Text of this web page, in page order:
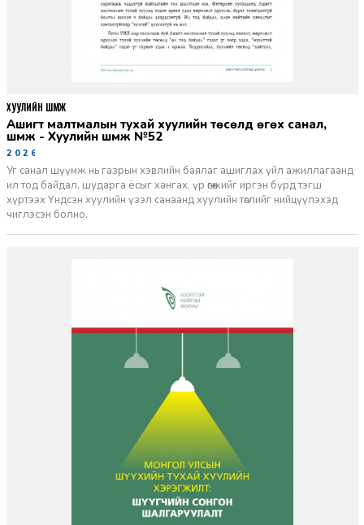
Ашигт малтмалын тухай хуулийн төсөлд өгөх санал,
шүүмж - Хуулийн шүүмж №52
2026-06-29
Уг санал шүүмж нь газрын хэвлийн баялаг ашиглах үйл ажиллагаанд
ил тод байдал, шударга ёсыг хангах, үр өгөөжийг иргэн бүрд тэгш
хүртээх Үндсэн хуулийн үзэл санаанд хуулийн төслийг нийцүүлэхэд
чиглэсэн болно.
ХУУЛИЙН ШҮҮМЖ